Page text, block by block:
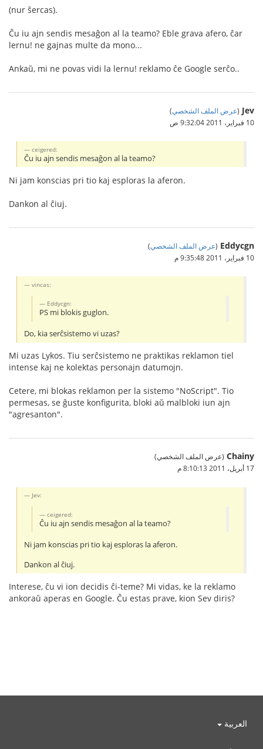
(nur ŝercas).
Ĉu iu ajn sendis mesaĝon al la teamo? Eble grava afero, ĉar
lernu! ne gajnas multe da mono...
Ankaŭ, mi ne povas vidi la lernu! reklamo ĉe Google serĉo..
Jev
(عرض الملف الشخصي)
10 فبراير، 2011 9:32:04 ص
ceigered:
Ĉu iu ajn sendis mesaĝon al la teamo?
Ni jam konscias pri tio kaj esploras la aferon.
Dankon al ĉiuj.
Eddycgn
(عرض الملف الشخصي)
10 فبراير، 2011 9:35:48 م
vincas:
Eddycgn:
PS mi blokis guglon.
Do, kia serĉsistemo vi uzas?
Mi uzas Lykos. Tiu serĉsistemo ne praktikas reklamon tiel
intense kaj ne kolektas personajn datumojn.
Cetere, mi blokas reklamon per la sistemo "NoScript". Tio
permesas, se ĝuste konfigurita, bloki aŭ malbloki iun ajn
"agresanton".
Chainy (عرض الملف الشخصي)
17 أبريل، 2011 8:10:13 م
Jev:
ceigered:
Ĉu iu ajn sendis mesaĝon al la teamo?
Ni jam konscias pri tio kaj esploras la aferon.
Dankon al ĉiuj.
Interese, ĉu vi ion decidis ĉi-teme? Mi vidas, ke la reklamo
ankoraŭ aperas en Google. Ĉu estas prave, kion Sev diris?
العربية